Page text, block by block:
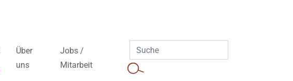
Über
uns
Jobs /
Mitarbeit